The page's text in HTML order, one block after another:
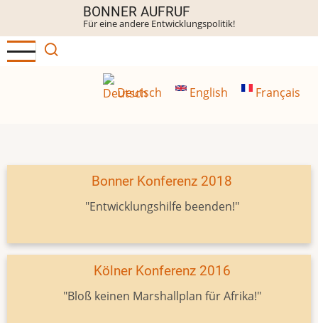
Inhalt
BONNER AUFRUF
Für eine andere Entwicklungspolitik!
Deutsch English Français
Bonner Konferenz 2018
"Entwicklungshilfe beenden!"
Kölner Konferenz 2016
"Bloß keinen Marshallplan für Afrika!"